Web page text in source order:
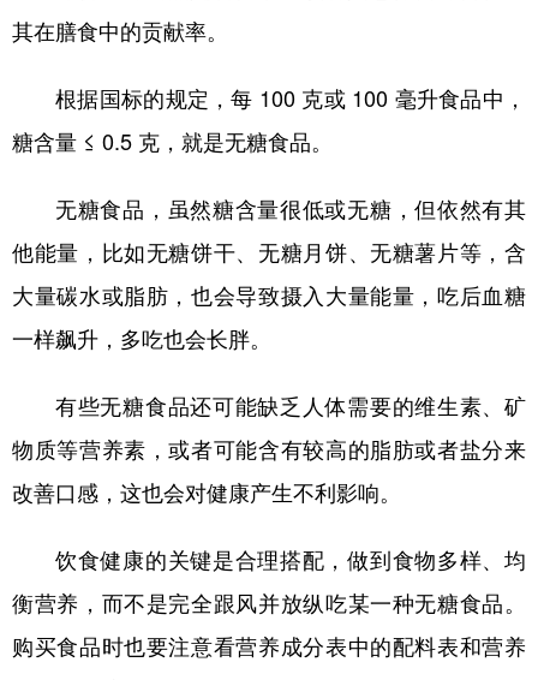
其在膳食中的贡献率。
根据国标的规定，每 100 克或 100 毫升食品中，
糖含量 ≤ 0.5 克，就是无糖食品。
无糖食品，虽然糖含量很低或无糖，但依然有其
他能量，比如无糖饼干、无糖月饼、无糖薯片等，含
大量碳水或脂肪，也会导致摄入大量能量，吃后血糖
一样飙升，多吃也会长胖。
有些无糖食品还可能缺乏人体需要的维生素、矿
物质等营养素，或者可能含有较高的脂肪或者盐分来
改善口感，这也会对健康产生不利影响。
饮食健康的关键是合理搭配，做到食物多样、均
衡营养，而不是完全跟风并放纵吃某一种无糖食品。
购买食品时也要注意看营养成分表中的配料表和营养